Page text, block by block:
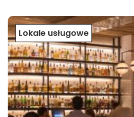
Lokale usługowe